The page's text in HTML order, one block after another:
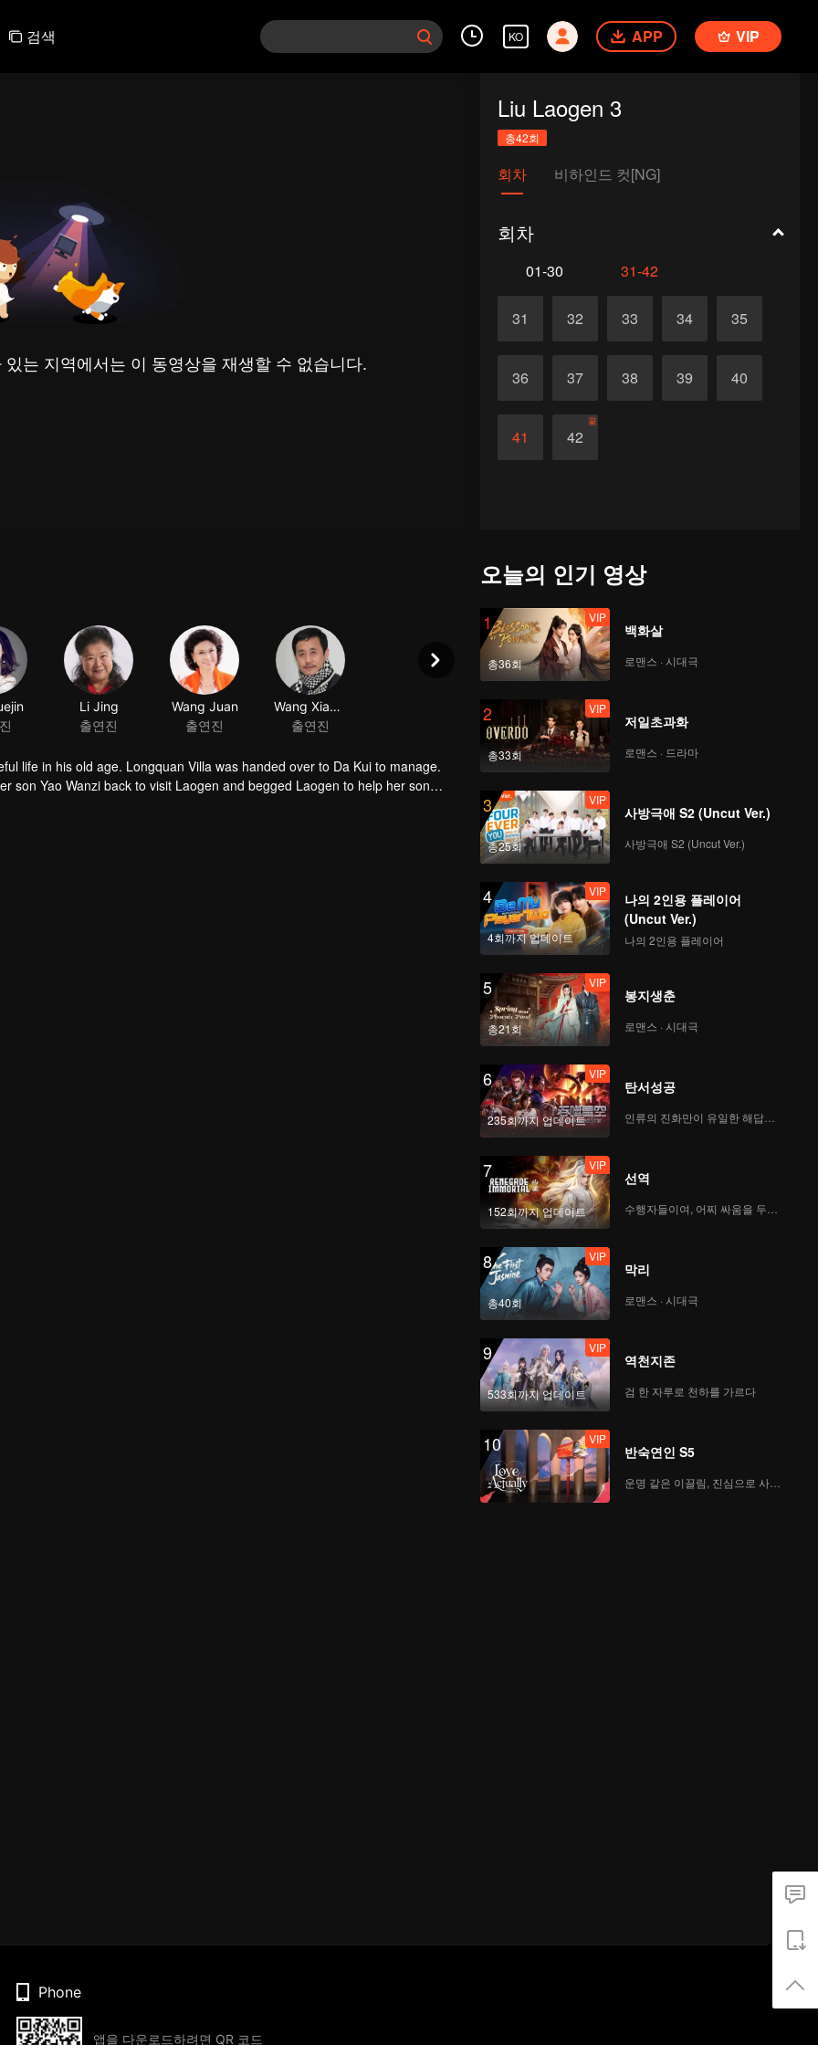
검색 KO APP VIP
는 지역에서는 이 동영상을 재생할 수 없습니다.
Liu Laogen 3
총42회
회차 비하인드 컷[NG]
회차
01-30 31-42
31 32 33 34 35
36 37 38 39 40
41 42
끝
Li Jing
출연진
Wang Juan
출연진
Wang Xiaobao
출연진
life in his old age. Longquan Villa was handed over to Da Kui to manage.
son Yao Wanzi back to visit Laogen and begged Laogen to help her son
the villa again. But he suddenly found that the operation of the villa was not
with Laogen’s granddaughter Shanshan, the Dining Secretary Han
오늘의 인기 영상
1
총36회
VIP
백화살
로맨스 · 시대극
2
총33회
VIP
저일초과화
로맨스 · 드라마
3
총25회
VIP
사방극애 S2 (Uncut Ver.)
사방극애 S2 (Uncut Ver.)
4
4회까지 업데이트
VIP
나의 2인용 플레이어
(Uncut Ver.)
나의 2인용 플레이어
5
총21회
VIP
봉지생춘
로맨스 · 시대극
6
235회까지 업데이트
VIP
탄서성공
인류의 진화만이 유일한 해답이다
7
152회까지 업데이트
VIP
선역
8
총40회
VIP
막리
로맨스 · 시대극
9
533회까지 업데이트
VIP
역천지존
검 한 자루로 천하를 가르다
10 VIP
반숙연인 S5
운명 같은 이끌림, 진심으로 사랑하다
Phone
앱을 다운로드하려면 QR 코드